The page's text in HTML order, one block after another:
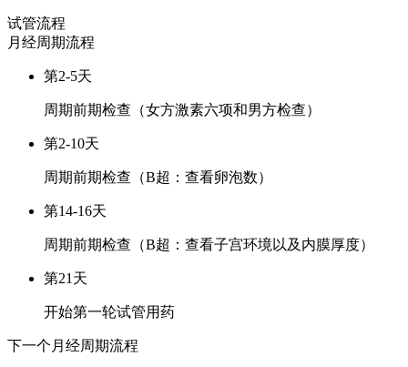
试管流程
月经周期流程
第2-5天
周期前期检查（女方激素六项和男方检查）
第2-10天
周期前期检查（B超：查看卵泡数）
第14-16天
周期前期检查（B超：查看子宫环境以及内膜厚度）
第21天
开始第一轮试管用药
下一个月经周期流程